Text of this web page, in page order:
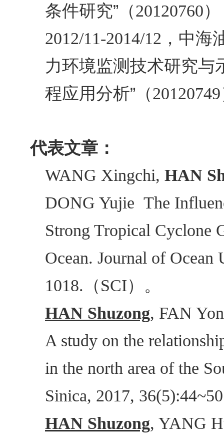
条件研究”（20120760
2012/11-2014/12 ，中海
力环境监测技术研究与
程应用分析”（20120749
代表文章：
WANG Xingchi, HAN
DONG Yujie The
Strong Tropical Cyclone
Ocean. Journal of
1018. （SCI）。
HAN Shuzong, FAN
A study on the
in the north area of the
Sinica, 2017,
HAN Shuzong, YANG